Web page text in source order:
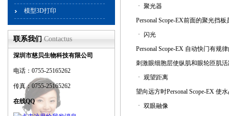
模型3D打印
联系我们 Contactus
深圳市慈贝生物科技有限公司
电话：0755-25165262
传真：0755-25165262
在线QQ
ㆍ 聚光器
Personal Scope-EX前面的聚光挡
ㆍ 闪光
Personal Scope-EX 自动快门有
刺激眼细胞层使纵肌和眼轮匝肌
ㆍ 观望距离
望向远方时Personal Scope-EX
ㆍ 双眼融像